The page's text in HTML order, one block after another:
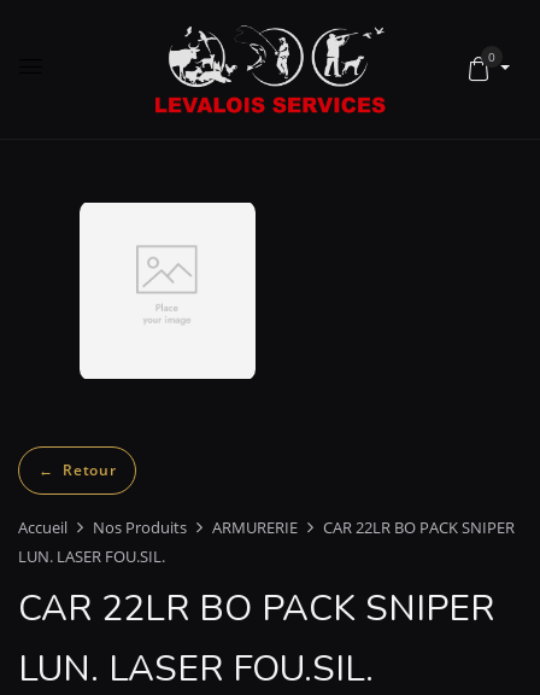
0
Accueil Nos Produits ARMURERIE
CAR 22LR BO PACK SNIPER
LUN. LASER FOU.SIL.
CAR 22LR BO PACK SNIPER
LUN. LASER FOU.SIL.